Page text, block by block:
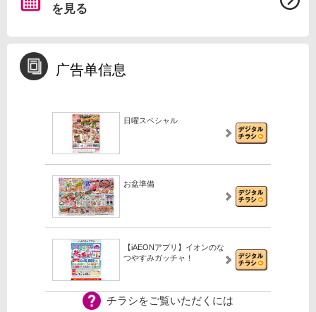
を見る
广告单信息
日曜スペシャル
お盆準備
【iAEONアプリ】イオンのな
つやすみガッチャ！
チラシをご覧いただくには